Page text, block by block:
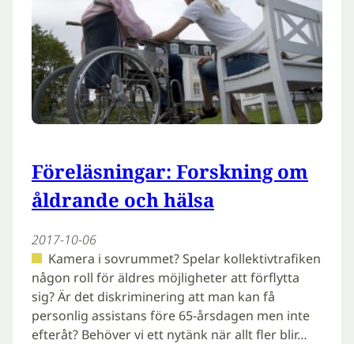
Föreläsningar: Forskning om
åldrande och hälsa
2017-10-06
Kamera i sovrummet? Spelar kollektivtrafiken
någon roll för äldres möjligheter att förflytta
sig? Är det diskriminering att man kan få
personlig assistans före 65-årsdagen men inte
efteråt? Behöver vi ett nytänk när allt fler blir…